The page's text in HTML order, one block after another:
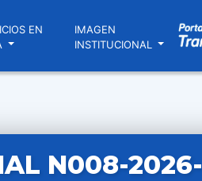
EN
IMAGEN
INSTITUCIONAL
N008-2026-